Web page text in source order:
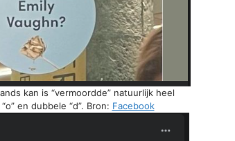
kan is “vermoordde” natuurlijk heel
en dubbele “d”. Bron: Facebook